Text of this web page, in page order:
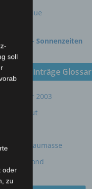
meteoblue
time.is - Sonnenzeiten
Neueinträge Glossar
Sommer 2003
Sturmflut
24P/Schaumasse
Wolfsmond
soll
oder
zu